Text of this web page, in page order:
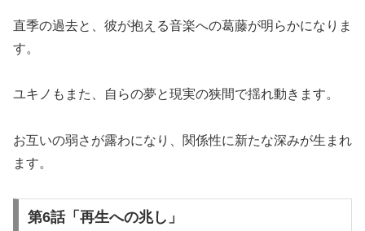
直季の過去と、彼が抱える音楽への葛藤が明らかになりま
す。
ユキノもまた、自らの夢と現実の狭間で揺れ動きます。
お互いの弱さが露わになり、関係性に新たな深みが生まれ
ます。
第6話「再生への兆し」